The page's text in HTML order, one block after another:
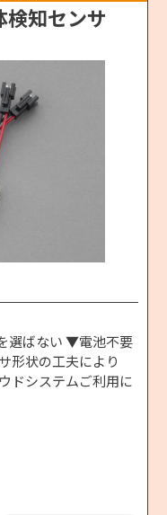
知センサ
選ばない ▼電池不要
形状の工夫により
ドシステムご利用に